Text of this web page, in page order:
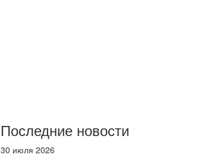
Последние новости
30 июля 2026